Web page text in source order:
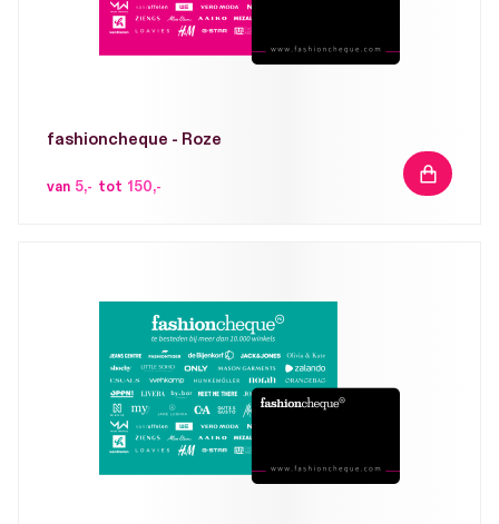
fashioncheque - Roze
van 5,- tot 150,-
IN